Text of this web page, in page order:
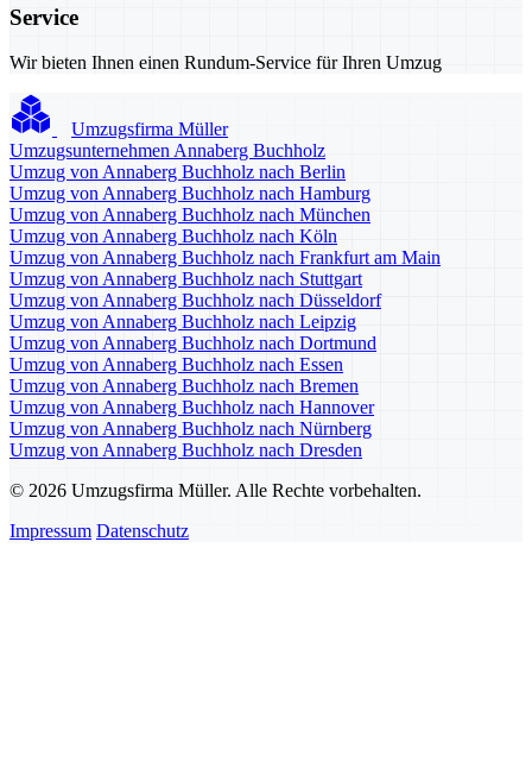
Service
Wir bieten Ihnen einen Rundum-Service für Ihren Umzug
Umzugsfirma Müller
Umzugsunternehmen Annaberg Buchholz
Umzug von Annaberg Buchholz nach Berlin
Umzug von Annaberg Buchholz nach Hamburg
Umzug von Annaberg Buchholz nach München
Umzug von Annaberg Buchholz nach Köln
Umzug von Annaberg Buchholz nach Frankfurt am Main
Umzug von Annaberg Buchholz nach Stuttgart
Umzug von Annaberg Buchholz nach Düsseldorf
Umzug von Annaberg Buchholz nach Leipzig
Umzug von Annaberg Buchholz nach Dortmund
Umzug von Annaberg Buchholz nach Essen
Umzug von Annaberg Buchholz nach Bremen
Umzug von Annaberg Buchholz nach Hannover
Umzug von Annaberg Buchholz nach Nürnberg
Umzug von Annaberg Buchholz nach Dresden
© 2026 Umzugsfirma Müller. Alle Rechte vorbehalten.
Impressum Datenschutz